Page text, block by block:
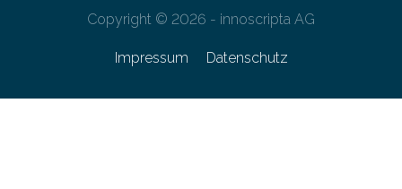
Copyright © 2026 - innoscripta AG
Impressum Datenschutz